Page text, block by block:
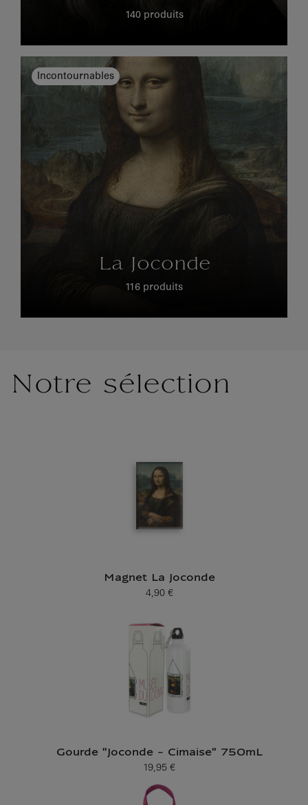
Notre sélection
Magnet La Joconde
Prix ​​actuel
4,90 €
Gourde "Joconde - Cimaise" 750mL
Prix ​​actuel
19,95 €
140 produits
Incontournables
La Joconde
116 produits